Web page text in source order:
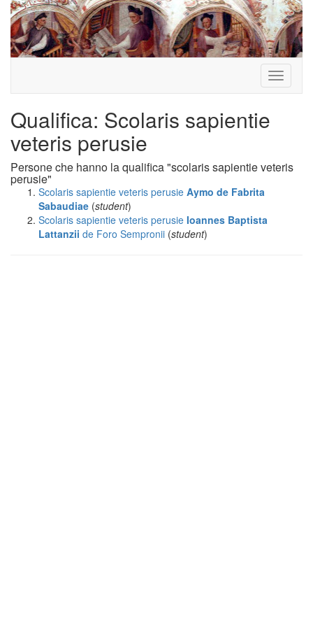
Toggle
Qualifica: Scolaris sapientie
veteris perusie
Persone che hanno la qualifica "scolaris sapientie veteris
perusie"
Scolaris sapientie veteris perusie Aymo de Fabrita
Sabaudiae (student)
Scolaris sapientie veteris perusie Ioannes Baptista
Lattanzii de Foro Sempronii (student)